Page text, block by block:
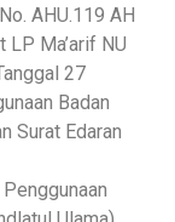
AHU.119 AH
Ma’arif NU
27
Badan
Surat Edaran